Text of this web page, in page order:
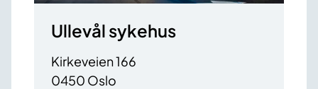
Ullevål sykehus
Kirkeveien 166
0450 Oslo